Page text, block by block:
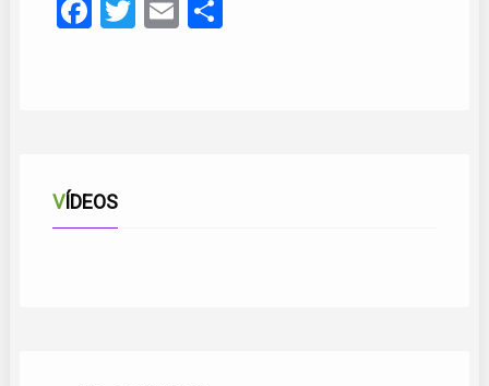
Facebook
TwitterEmail
VÍDEOSLA DE LOS OJOS AZULES
LA SUERTE DE SER MALAGUEÑA